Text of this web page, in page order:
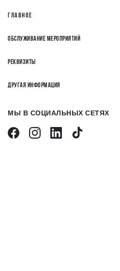
ГЛАВНОЕ
ОБСЛУЖИВАНИЕ МЕРОПРИЯТИЙ
РЕКВИЗИТЫ
ДРУГАЯ ИНФОРМАЦИЯ
МЫ В СОЦИАЛЬНЫХ СЕТЯХ